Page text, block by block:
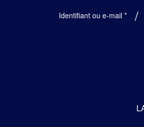
Identifiant ou e-mail *